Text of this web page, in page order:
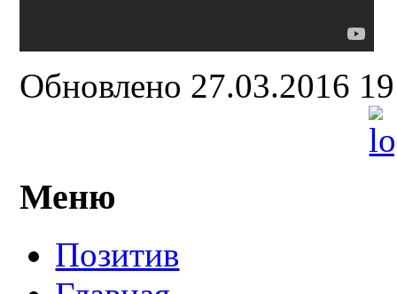
Обновлено 27.03.2016
Меню
Позитив